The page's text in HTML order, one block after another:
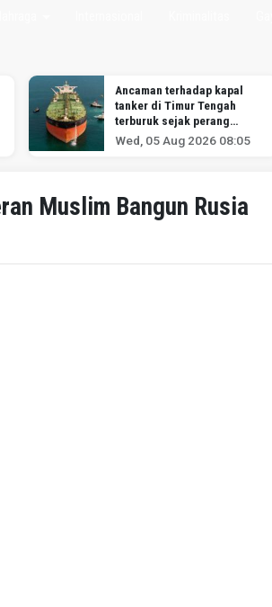
Ancaman terhadap kapal
tanker di Timur Tengah
terburuk sejak perang
melawan Iran dimulai,
menurut analis
Wed, 05 Aug 2026 08:05
Muslim Bangun Rusia